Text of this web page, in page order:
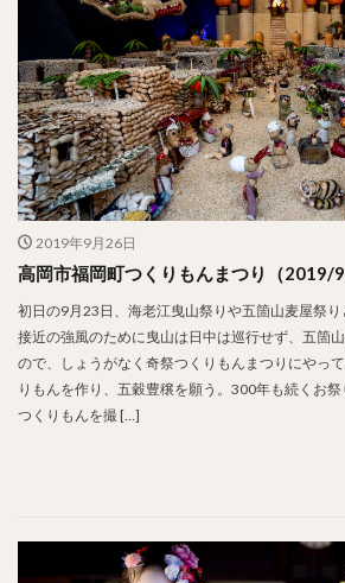
2019年9月26日
高岡市福岡町つくりもんまつり（2019/
初日の9月23日、海老江曳山祭りや五箇山麦屋祭
接近の強風のために曳山は日中は巡行せず、五箇
ので、しょうがなく奇祭つくりもんまつりにやっ
りもんを作り、五穀豊穣を願う。300年も続くお祭
つくりもんを撮 […]